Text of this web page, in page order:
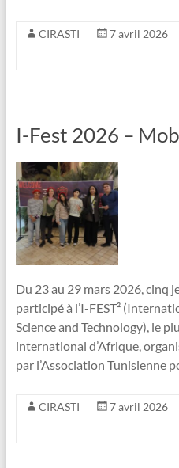
CIRASTI 7 avril 2026
I-Fest 2026 –
Du 23 au 29 mars 2026, cinq
participé à l’I-FEST²
Science and Technology), le
international d’Afrique,
par l’Association Tunisienne
CIRASTI 7 avril 2026